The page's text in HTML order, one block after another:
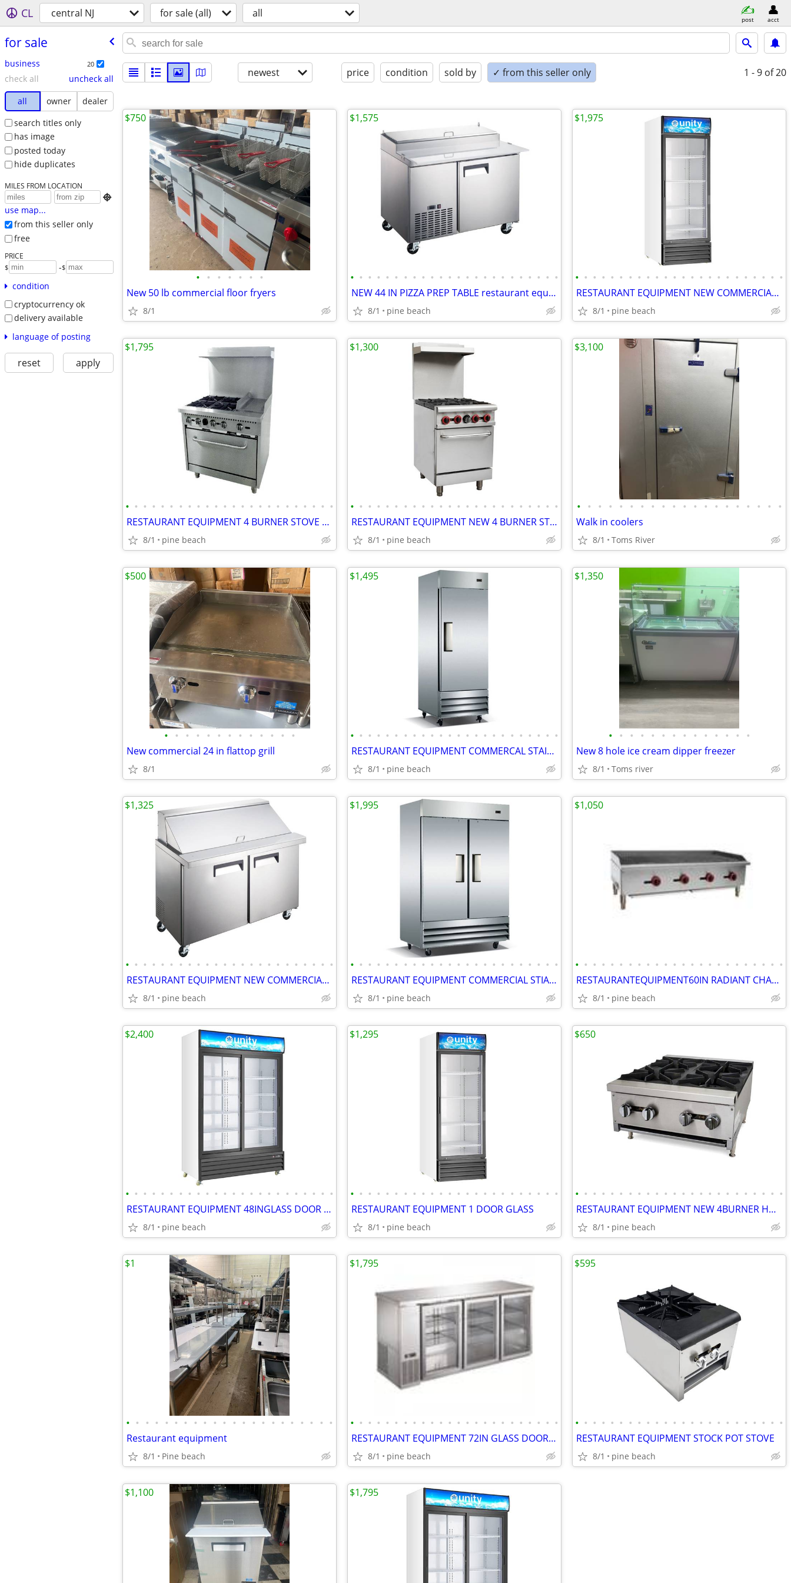
CL central NJ for sale (all) all post acct
for sale
business 20
check all
uncheck all
all
owner
dealer
search titles only
has image
posted today
hide duplicates
MILES FROM LOCATION

use map...
from this seller only
free
PRICE
$ -$
condition
cryptocurrency ok
delivery available
language of posting
reset apply
newest price condition sold by ✓ from this seller only 1 - 9 of 20
• • • • • • •
New 50 lb commercial floor fryers
8/1
$750
• • • • • • • • • • • • • • • • • • • • • • • •
NEW 44 IN PIZZA PREP TABLE restaurant equipment
8/1 pine beach
$1,575
• • • • • • • • • • • • • • • • • • • • • • • •
RESTAURANT EQUIPMENT NEW COMMERCIAL GLASS DOOR FEEZER
8/1 pine beach
$1,975
• • • • • • • • • • • • • • • • • • • • • • • •
RESTAURANT EQUIPMENT 4 BURNER STOVE 12 IN GRIDDLE
8/1 pine beach
$1,795
• • • • • • • • • • • • • • • • • • • • • • • •
RESTAURANT EQUIPMENT NEW 4 BURNER STOVE
8/1 pine beach
$1,300
• • • • • • • • • • • • • • • • • • • •
Walk in coolers
8/1 Toms River
$3,100
• • • • • • • • • • • • •
New commercial 24 in flattop grill
8/1
$500
• • • • • • • • • • • • • • • • • • • • • • • •
RESTAURANT EQUIPMENT COMMERCAL STAINLESS 1DOOR REACH IN FREEZER
8/1 pine beach
$1,495
• • • • • • • • • • • • • •
New 8 hole ice cream dipper freezer
8/1 Toms river
$1,350
• • • • • • • • • • • • • • • • • • • • • • • •
RESTAURANT EQUIPMENT NEW COMMERCIAL 36 IN SANDWICH PREP TABLE
8/1 pine beach
$1,325
• • • • • • • • • • • • • • • • • • • • • • • •
RESTAURANT EQUIPMENT COMMERCIAL STIANLESS DOUBLE DOOR FREEZER
8/1 pine beach
$1,995
• • • • • • • • • • • • • • • • • • • • • • • •
RESTAURANTEQUIPMENT60IN RADIANT CHARBROILER
8/1 pine beach
$1,050
• • • • • • • • • • • • • • • • • • • • • • • •
RESTAURANT EQUIPMENT 48INGLASS DOOR FREEZER
8/1 pine beach
$2,400
• • • • • • • • • • • • • • • • • • • • • • • •
RESTAURANT EQUIPMENT 1 DOOR GLASS
8/1 pine beach
$1,295
• • • • • • • • • • • • • • • • • • • • • • • •
RESTAURANT EQUIPMENT NEW 4BURNER HOT TOP
8/1 pine beach
$650
• • • • • • • • • • • • • • • • • • • • • •
Restaurant equipment
8/1 Pine beach
$1
• • • • • • • • • • • • • • • • • • • • • • • •
RESTAURANT EQUIPMENT 72IN GLASS DOOR BACK BAR
8/1 pine beach
$1,795
• • • • • • • • • • • • • • • • • • • • • • • •
RESTAURANT EQUIPMENT STOCK POT STOVE
8/1 pine beach
$595
$1,100 $1,795